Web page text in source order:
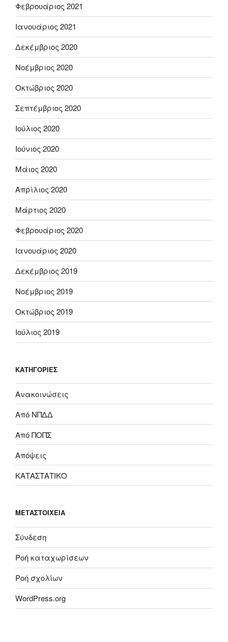
Φεβρουάριος 2021
Ιανουάριος 2021
Δεκέμβριος 2020
Νοέμβριος 2020
Οκτώβριος 2020
Σεπτέμβριος 2020
Ιούλιος 2020
Ιούνιος 2020
Μάιος 2020
Απρίλιος 2020
Μάρτιος 2020
Φεβρουάριος 2020
Ιανουάριος 2020
Δεκέμβριος 2019
Νοέμβριος 2019
Οκτώβριος 2019
Ιούλιος 2019
KΑΤΗΓΟΡΊΕΣ
Ανακοινώσεις
Από ΝΠΔΔ
Από ΠΟΠΣ
Απόψεις
ΚΑΤΑΣΤΑΤΙΚΟ
ΜΕΤΑΣΤΟΙΧΕΊΑ
Σύνδεση
Ροή καταχωρίσεων
Ροή σχολίων
WordPress.org